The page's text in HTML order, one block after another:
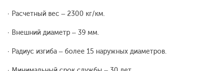
· Расчетный вес – 2300 кг/км.
· Внешний диаметр – 39 мм.
· Радиус изгиба – более 15 наружных диаметров.